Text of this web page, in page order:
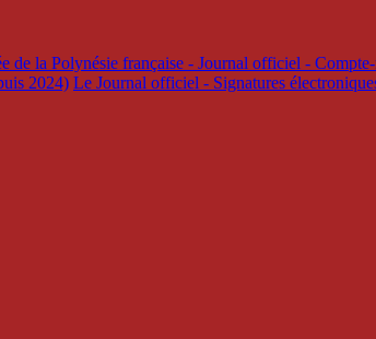
de la Polynésie française - Journal officiel -
2024) Le Journal officiel - Signatures